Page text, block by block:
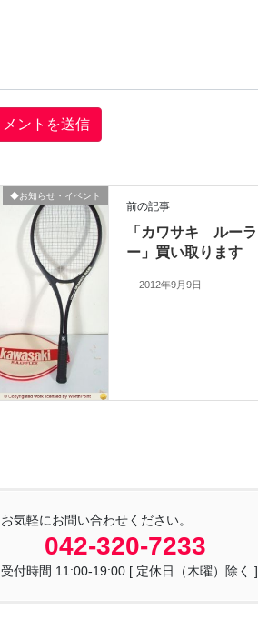
◆お知らせ・イベント
前の記事
「カワサキ ルーラ
ー」買い取ります
2012年9月9日
お気軽にお問い合わせください。
042-320-7233
受付時間 11:00-19:00 [ 定休日（木曜）除く ]